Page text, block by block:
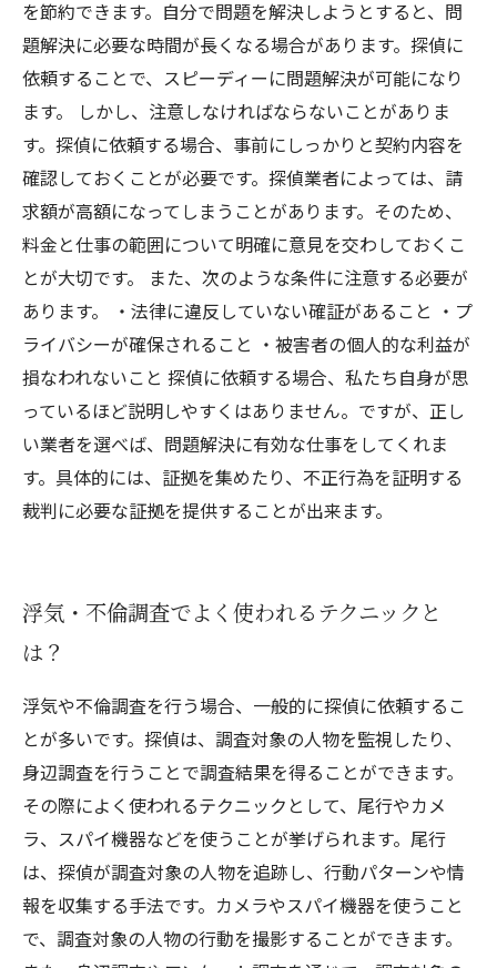
を節約できます。自分で問題を解決しようとすると、問
題解決に必要な時間が長くなる場合があります。探偵に
依頼することで、スピーディーに問題解決が可能になり
ます。 しかし、注意しなければならないことがありま
す。探偵に依頼する場合、事前にしっかりと契約内容を
確認しておくことが必要です。探偵業者によっては、請
求額が高額になってしまうことがあります。そのため、
料金と仕事の範囲について明確に意見を交わしておくこ
とが大切です。 また、次のような条件に注意する必要が
あります。 ・法律に違反していない確証があること ・プ
ライバシーが確保されること ・被害者の個人的な利益が
損なわれないこと 探偵に依頼する場合、私たち自身が思
っているほど説明しやすくはありません。ですが、正し
い業者を選べば、問題解決に有効な仕事をしてくれま
す。具体的には、証拠を集めたり、不正行為を証明する
裁判に必要な証拠を提供することが出来ます。
浮気・不倫調査でよく使われるテクニックと
は？
浮気や不倫調査を行う場合、一般的に探偵に依頼するこ
とが多いです。探偵は、調査対象の人物を監視したり、
身辺調査を行うことで調査結果を得ることができます。
その際によく使われるテクニックとして、尾行やカメ
ラ、スパイ機器などを使うことが挙げられます。尾行
は、探偵が調査対象の人物を追跡し、行動パターンや情
報を収集する手法です。カメラやスパイ機器を使うこと
で、調査対象の人物の行動を撮影することができます。